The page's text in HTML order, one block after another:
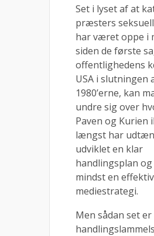
Set i lyset af at
præsters
har været oppe i
siden de første
offentlighedens
USA i slutningen
1980’erne, kan
undre sig over
Paven og Kurien
længst har
udviklet en klar
handlingsplan
mindst en effektiv
mediestrategi.
Men sådan set er